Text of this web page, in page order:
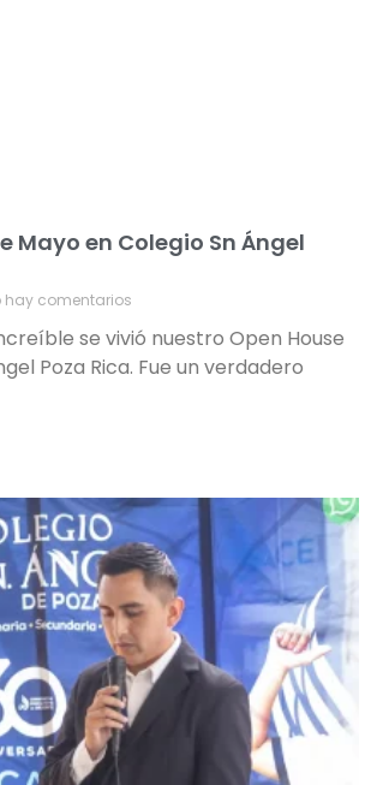
Mayo en Colegio Sn Ángel
hay comentarios
se vivió nuestro Open House
Poza Rica. Fue un verdadero